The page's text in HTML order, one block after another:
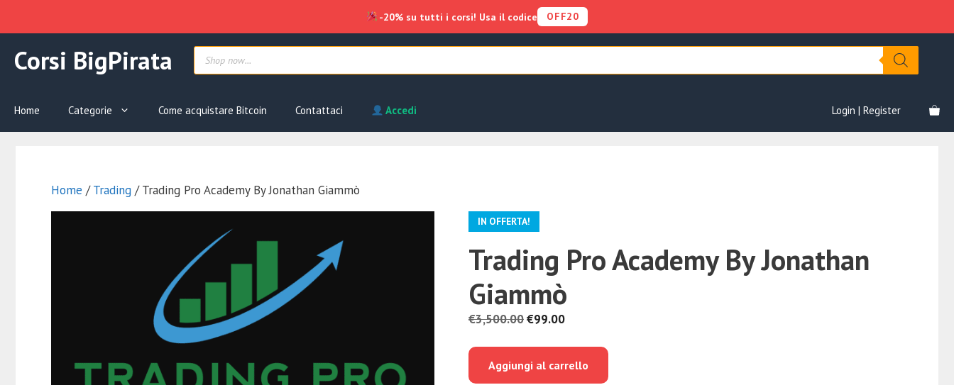
contenuto
Corsi BigPirata Products
search
Home Categorie Come acquistare Bitcoin Contattaci Accedi Login | Register
Home /Trading / Trading Pro Academy By Jonathan Giammò
IN OFFERTA!
Trading Pro Academy By Jonathan
Giammò
€3,500.00Il
era:
€99.00Il
è:
Aggiungi al carrello
€3,500.00.€99.00.
Giammò
-20% su tutti i corsi! Usa il codice OFF20